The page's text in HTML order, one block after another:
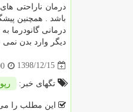
درمان ناراحتی
باشد . همچنین
درمانی گانودرما
دیگر وارد بدن
1398/12/15
تگهای خبر:
این مطلب را